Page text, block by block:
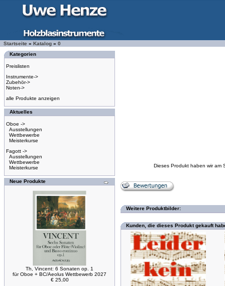
Startseite » Katalog » 0
Kategorien
Preislisten
Instrumente->
Zubehör->
Noten->
alle Produkte anzeigen
Aktuelles
Oboe ->
Ausstellungen
Wettbewerbe
Meisterkurse
Fagott ->
Ausstellungen
Wettbewerbe
Meisterkurse
Neue Produkte
Th, Vincent: 6 Sonaten op. 1
für Oboe + BC/Aeolus Wettbewerb 2027
€ 25,00
Dieses Produkt haben wir am
Weitere Produktbilder:
Kunden, die dieses Produkt gekauft